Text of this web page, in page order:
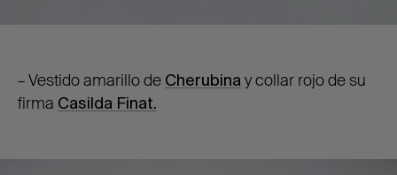
– Vestido amarillo de Cherubina y collar rojo de su
firma Casilda Finat.